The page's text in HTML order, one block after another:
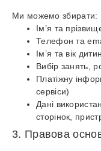
Ми можемо збирати:
Ім’я та
Телефон та
Ім’я та вік
Вибір занять,
Платіжну
сервіси)
Дані
сторінок,
3. Правова